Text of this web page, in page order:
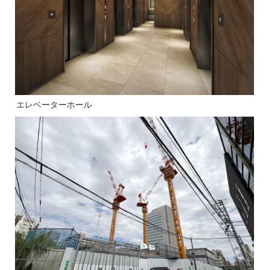
エレベーターホール